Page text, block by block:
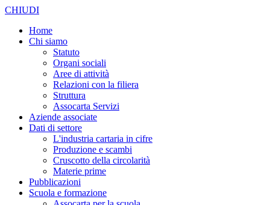
CHIUDI
Home
Chi siamo
Statuto
Organi sociali
Aree di attività
Relazioni con la filiera
Struttura
Assocarta Servizi
Aziende associate
Dati di settore
L'industria cartaria in cifre
Produzione e scambi
Cruscotto della circolarità
Materie prime
Pubblicazioni
Scuola e formazione